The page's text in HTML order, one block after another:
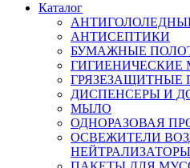
Каталог
АНТИСЕПТИКИ
БУМАЖНЫЕ
ГИГИЕНИЧЕСКИЕ
ГРЯЗЕЗАЩИТНЫЕ
ДИСПЕНСЕРЫ И
МЫЛО
ОДНОРАЗОВАЯ
ОСВЕЖИТЕЛИ